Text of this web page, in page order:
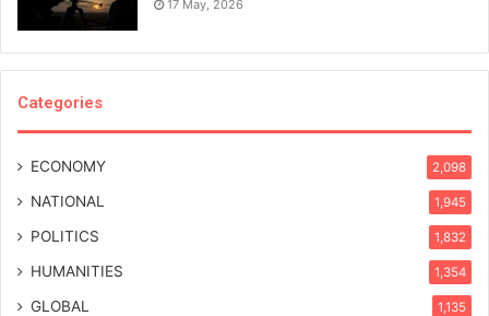
17 May, 2026
Categories
ECONOMY 2,098
NATIONAL 1,945
POLITICS 1,832
HUMANITIES 1,354
GLOBAL 1,135